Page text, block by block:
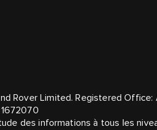
Rover Limited. Registered Office:
des informations à tous les